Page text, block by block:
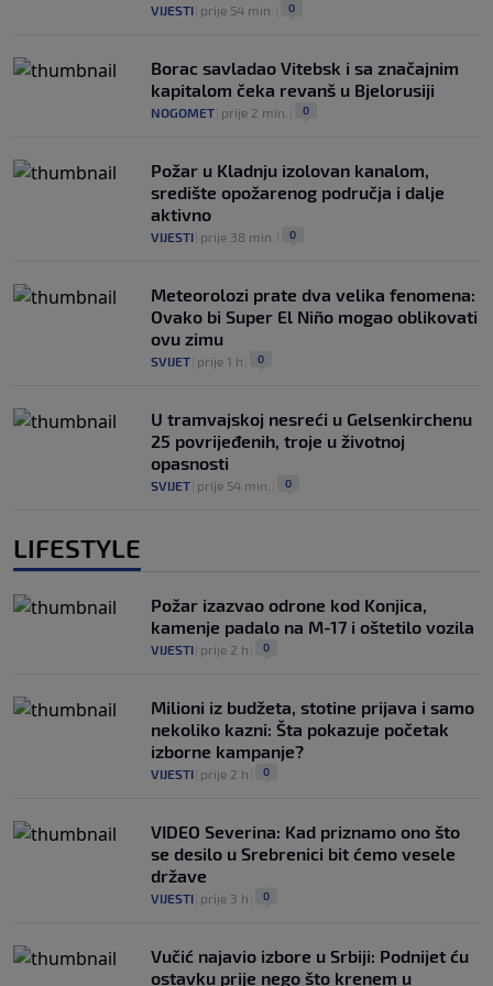
VIJESTI prije 54 min. 0
Borac savladao Vitebsk i sa značajnim
kapitalom čeka revanš u Bjelorusiji
NOGOMET prije 2 min. 0
Požar u Kladnju izolovan kanalom,
središte opožarenog područja i dalje
aktivno
VIJESTI prije 38 min. 0
Meteorolozi prate dva velika fenomena:
Ovako bi Super El Niño mogao oblikovati
ovu zimu
SVIJET prije 1 h 0
U tramvajskoj nesreći u Gelsenkirchenu
25 povrijeđenih, troje u životnoj
opasnosti
SVIJET prije 54 min. 0
LIFESTYLE
Požar izazvao odrone kod Konjica,
kamenje padalo na M-17 i oštetilo vozila
VIJESTI prije 2 h 0
Milioni iz budžeta, stotine prijava i samo
nekoliko kazni: Šta pokazuje početak
izborne kampanje?
VIJESTI prije 2 h 0
VIDEO Severina: Kad priznamo ono što
se desilo u Srebrenici bit ćemo vesele
države
VIJESTI prije 3 h 0
Vučić najavio izbore u Srbiji: Podnijet ću
ostavku prije nego što krenem u